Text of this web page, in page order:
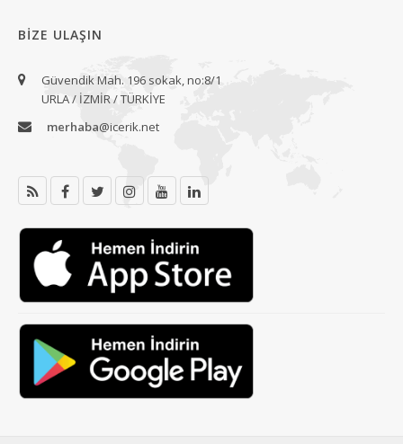
BIZE ULAŞIN
Güvendik Mah. 196 sokak, no:8/1
URLA / İZMİR / TÜRKİYE
merhaba@icerik.net